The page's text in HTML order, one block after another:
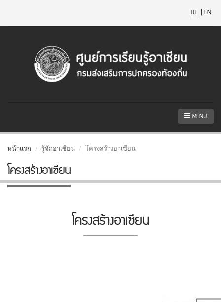
TH | EN
MENU
หน้าแรก รู้จักอาเซียน โครงสร้างอาเซียน
โครงสร้างอาเซียน
โครงสร้างอาเซียน